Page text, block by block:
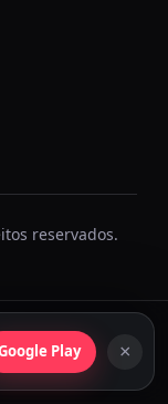
reservados.
Play ×